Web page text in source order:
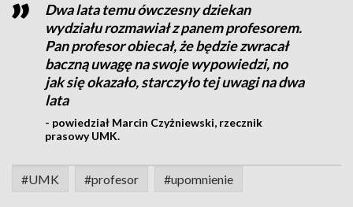
Dwa lata temu ówczesny dziekan
wydziału rozmawiał z panem profesorem.
Pan profesor obiecał, że będzie zwracał
baczną uwagę na swoje wypowiedzi, no
jak się okazało, starczyło tej uwagi na dwa
lata
- powiedział Marcin Czyżniewski, rzecznik
prasowy UMK.
#UMK #profesor #upomnienie